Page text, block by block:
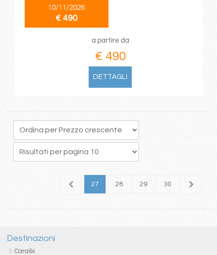
10/11/2026
€ 490
a partire da
€ 490
DETTAGLI
26 27 28 29 30 31
Destinazioni
Caraibi